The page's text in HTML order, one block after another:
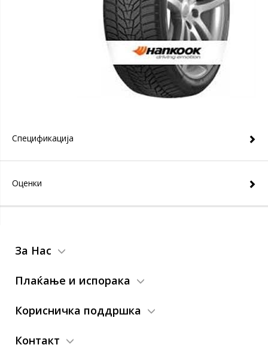
Спецификација
Оценки
За Нас
Плаќање и испорака
Корисничка поддршка
Контакт